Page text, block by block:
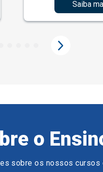
Saiba
o
sobre os nossos cursos